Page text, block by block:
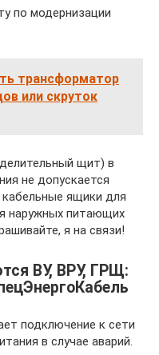
по модернизации
трансформатор
или скруток
щит) в
не допускается
ящики для
наружных питающих
я на связи!
ВУ, ВРУ, ГРЩ:
подключение к сети
в случае аварий.